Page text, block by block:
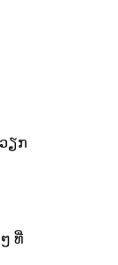
ຽກ
ທີ່